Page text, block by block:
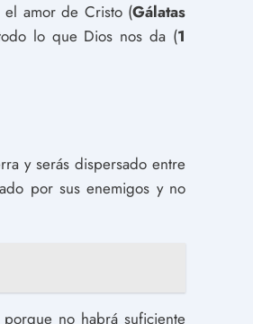
el amor de Cristo (Gálatas
lo que Dios nos da (1
y serás dispersado entre
por sus enemigos y no
no habrá suficiente